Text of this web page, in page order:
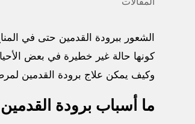
الشعور ببرودة القدمين حتى في
كونها حالة غير خطيرة في بعض
وكيف يمكن علاج برودة القدمين
ما أسباب برودة